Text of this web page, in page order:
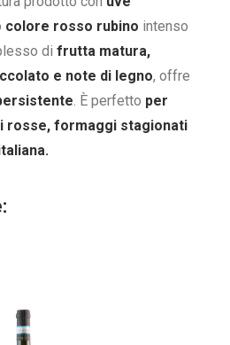
colore rosso rubino intenso
di frutta matura,
e note di legno, offre
. È perfetto per
rosse, formaggi stagionati